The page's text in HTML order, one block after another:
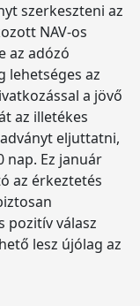
szerkeszteni az
NAV-os
az adózó
lehetséges az
a jövő
az illetékes
eljuttatni,
nap. Ez január
az érkeztetés
pozitív válasz
lesz újólag az